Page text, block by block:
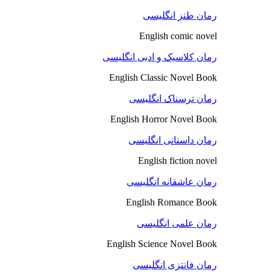
رمان طنز انگلیسی
English comic novel
رمان کلاسیک و ادبی انگلیسی
English Classic Novel Book
رمان ترسناک انگلیسی
English Horror Novel Book
رمان داستانی انگلیسی
English fiction novel
رمان عاشقانه انگلیسی
English Romance Book
رمان علمی انگلیسی
English Science Novel Book
رمان فانتزی انگلیسی